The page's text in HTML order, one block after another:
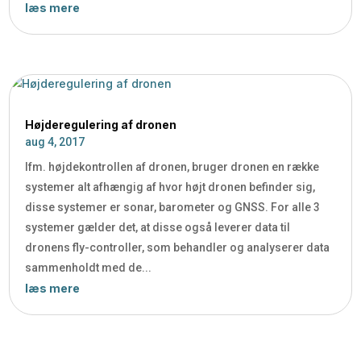
læs mere
Højderegulering af dronen
aug 4, 2017
Ifm. højdekontrollen af dronen, bruger dronen en række
systemer alt afhængig af hvor højt dronen befinder sig,
disse systemer er sonar, barometer og GNSS. For alle 3
systemer gælder det, at disse også leverer data til
dronens fly-controller, som behandler og analyserer data
sammenholdt med de...
læs mere